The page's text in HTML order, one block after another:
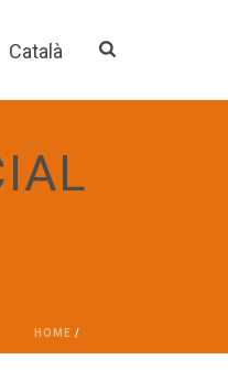
Català
HOME /